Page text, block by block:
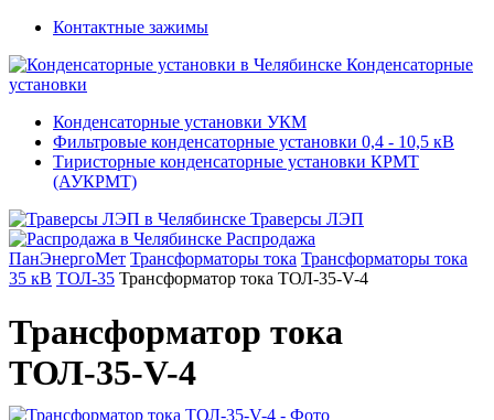
Контактные зажимы
Конденсаторные
установки
Конденсаторные установки УКМ
Фильтровые конденсаторные установки 0,4 - 10,5 кВ
Тиристорные конденсаторные установки КРМТ
(АУКРМТ)
Траверсы ЛЭП
Распродажа
ПанЭнергоМет Трансформаторы тока Трансформаторы тока
35 кВ ТОЛ-35 Трансформатор тока ТОЛ-35-V-4
Трансформатор тока
ТОЛ-35-V-4